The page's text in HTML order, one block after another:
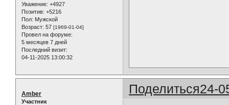
Уважение: +4927
Позитив: +5216
Пол: Мужской
Возраст: 57 [1969-01-04]
Провел на форуме:
5 месяцев 7 дней
Последний визит:
04-11-2025 13:00:32
Поделиться24-
Amber
Участник